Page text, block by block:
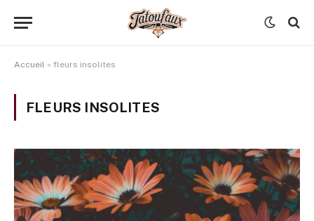
Accueil » fleurs insolites
FLEURS INSOLITES